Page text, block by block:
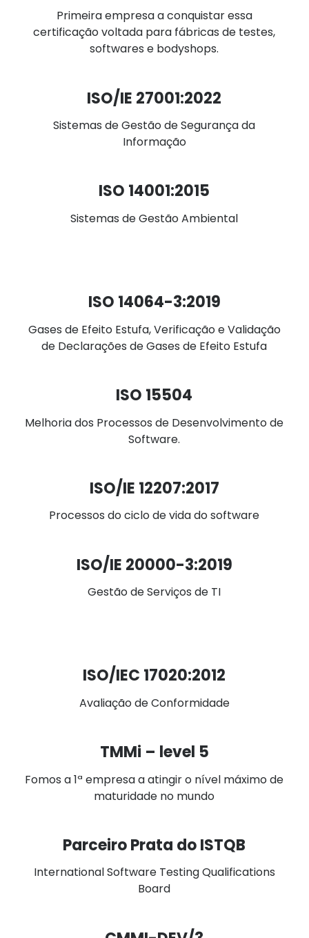
Primeira empresa a conquistar essa
certificação voltada para fábricas de testes,
softwares e bodyshops.
ISO/IE 27001:2022
Sistemas de Gestão de Segurança da
Informação
ISO 14001:2015
Sistemas de Gestão Ambiental
ISO 14064-3:2019
Gases de Efeito Estufa, Verificação e Validação
de Declarações de Gases de Efeito Estufa
ISO 15504
Melhoria dos Processos de Desenvolvimento de
Software.
ISO/IE 12207:2017
Processos do ciclo de vida do software
ISO/IE 20000-3:2019
Gestão de Serviços de TI
ISO/IEC 17020:2012
Avaliação de Conformidade
TMMi – level 5
Fomos a 1ª empresa a atingir o nível máximo de
maturidade no mundo
Parceiro Prata do ISTQB
International Software Testing Qualifications
Board